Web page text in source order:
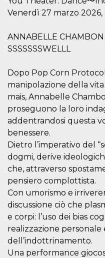
Venerdì 27 marzo 2026,
ANNABELLE
SSSSSSSWELLL
Dopo Pop Corn
manipolazione della
mais, Annabelle
proseguono la loro
addentrandosi questa
benessere.
Dietro l’imperativo del
dogmi, derive
che, attraverso
pensiero complottista.
Con umorismo e
discussione ciò che
e corpi: l’uso dei bias
realizzazione personale
dell’indottrinamento.
Una performance
PHPSESSID